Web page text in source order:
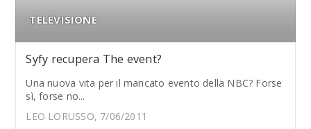
TELEVISIONE
Syfy recupera The event?
Una nuova vita per il mancato evento della NBC? Forse
sì, forse no...
LEO LORUSSO, 7/06/2011